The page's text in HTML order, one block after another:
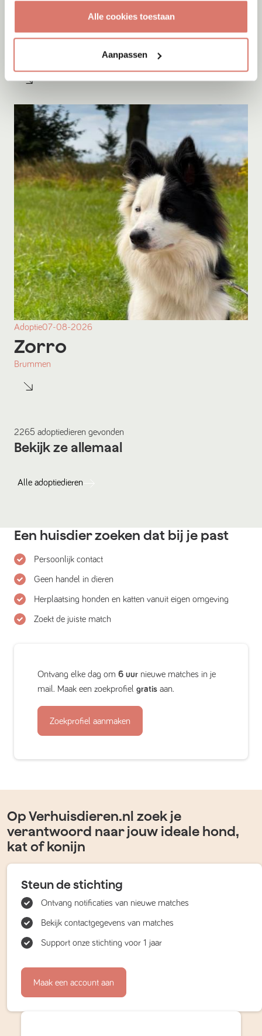
Alle cookies toestaan
Aanpassen
07-08-2026
Amigo
Adoptie07-08-2026
Zorro
Brummen
2265 adoptiedieren gevonden
Bekijk ze allemaal
Alle adoptiedieren
Een huisdier zoeken dat bij je past
Persoonlijk contact
Geen handel in dieren
Herplaatsing honden en katten vanuit eigen omgeving
Zoekt de juiste match
Ontvang elke dag om 6 uur nieuwe matches in je
mail. Maak een zoekprofiel gratis aan.
Zoekprofiel aanmaken
Op Verhuisdieren.nl zoek je
verantwoord naar jouw ideale hond,
kat of konijn
Steun de stichting
Ontvang notificaties van nieuwe matches
Bekijk contactgegevens van matches
Support onze stichting voor 1 jaar
Maak een account aan